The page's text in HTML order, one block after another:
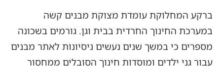
ברקע המחלוקת עומדת מצוקת מבנים קשה
במערכת החינוך החרדית בבית וגן. גורמים בשכונה
מספרים כי במשך שנים נעשים ניסיונות לאתר מבנים
עבור גני ילדים ומוסדות חינוך הסובלים ממחסור